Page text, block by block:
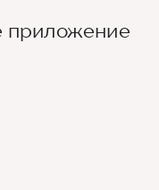
приложение